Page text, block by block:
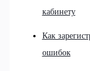
кабинету
Как
ошибок